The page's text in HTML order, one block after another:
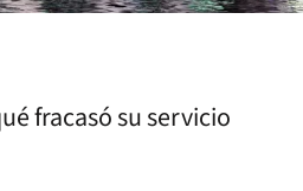
fracasó su servicio